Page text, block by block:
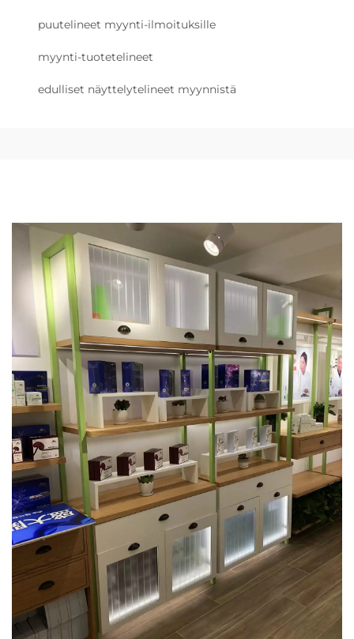
puutelineet myynti-ilmoituksille
myynti-tuotetelineet
edulliset näyttelytelineet myynnistä